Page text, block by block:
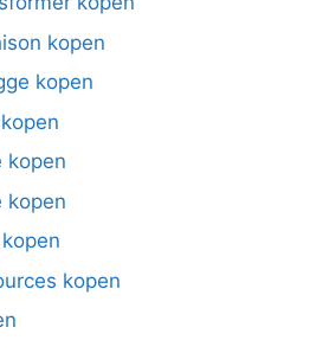
kopen
kopen
kopen
kopen
kopen